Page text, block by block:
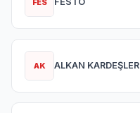
AK ALKAN KARDEŞLER